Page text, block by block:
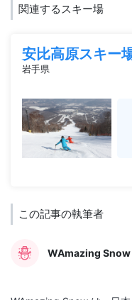
関連するスキー場
安比高原スキー
岩手県
この記事の執筆者
WAmazing Snow